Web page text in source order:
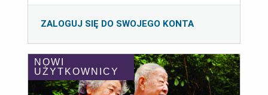
ZALOGUJ SIĘ DO SWOJEGO KONTA
NOWI
UŻYTKOWNICY